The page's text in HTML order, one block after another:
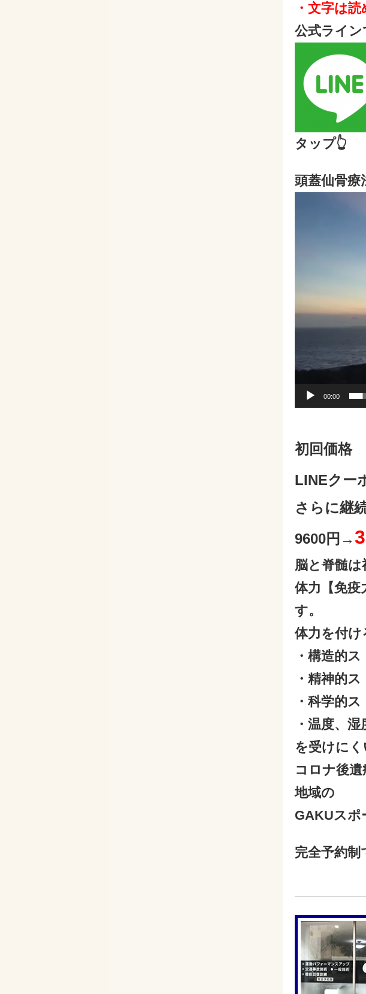
・文字は
公式ライ
タップ
頭蓋仙骨療
00:00
初回価格
LINEクー
さらに継
9600円→
脳と脊髄
体力【免疫
す。
体力を付け
・構造的
・精神的
・科学的
・温度、
を受けにく
コロナ後
地域の
GAKUスポ
完全予約制